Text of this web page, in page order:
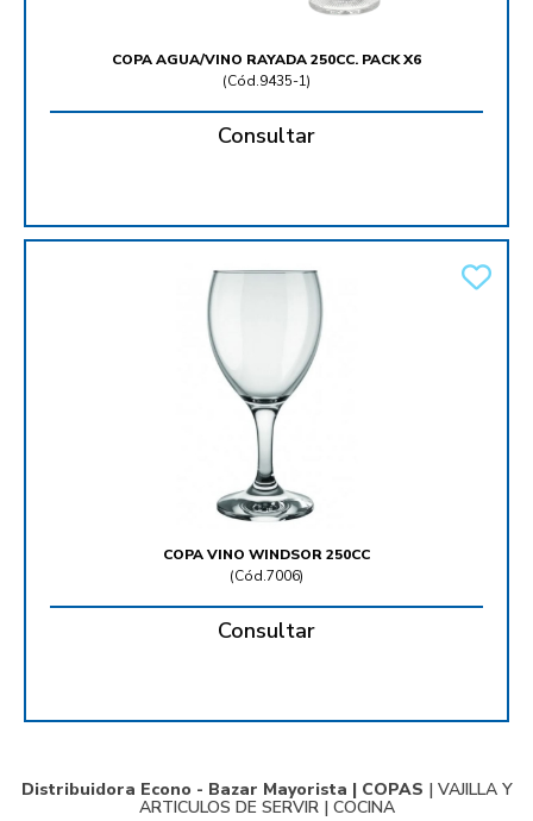
COPA AGUA/VINO RAYADA 250CC. PACK X6
(Cód.9435-1)
Consultar
COPA VINO WINDSOR 250CC
(Cód.7006)
Consultar
Distribuidora Econo - Bazar Mayorista | COPAS | VAJILLA Y
ARTICULOS DE SERVIR| COCINA